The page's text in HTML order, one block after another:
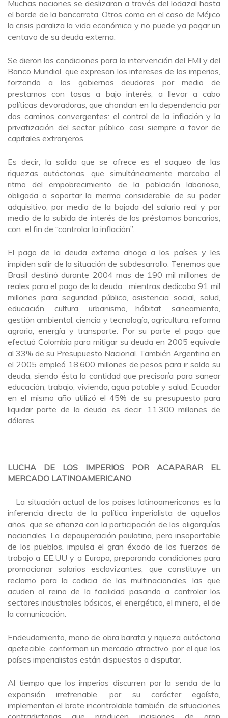
Muchas naciones se deslizaron a través del lodazal hasta
el borde de la bancarrota. Otros como en el caso de Méjico
la crisis paraliza la vida económica y no puede ya pagar un
centavo de su deuda externa.
Se dieron las condiciones para la intervención del FMI y del
Banco Mundial, que expresan los intereses de los imperios,
forzando a los gobiernos deudores por medio de
prestamos con tasas a bajo interés, a llevar a cabo
políticas devoradoras, que ahondan en la dependencia por
dos caminos convergentes: el control de la inflación y la
privatización del sector público, casi siempre a favor de
capitales extranjeros.
Es decir, la salida que se ofrece es el saqueo de las
riquezas autóctonas, que simultáneamente marcaba el
ritmo del empobrecimiento de la población laboriosa,
obligada a soportar la merma considerable de su poder
adquisitivo, por medio de la bajada del salario real y por
medio de la subida de interés de los préstamos bancarios,
con el fin de “controlar la inflación”.
El pago de la deuda externa ahoga a los países y les
impiden salir de la situación de subdesarrollo. Tenemos que
Brasil destinó durante 2004 mas de 190 mil millones de
reales para el pago de la deuda, mientras dedicaba 91 mil
millones para seguridad pública, asistencia social, salud,
educación, cultura, urbanismo, hábitat, saneamiento,
gestión ambiental, ciencia y tecnología, agricultura, reforma
agraria, energía y transporte. Por su parte el pago que
efectuó Colombia para mitigar su deuda en 2005 equivale
al 33% de su Presupuesto Nacional. También Argentina en
el 2005 empleó 18.600 millones de pesos para ir saldo su
deuda, siendo ésta la cantidad que precisaría para sanear
educación, trabajo, vivienda, agua potable y salud. Ecuador
en el mismo año utilizó el 45% de su presupuesto para
liquidar parte de la deuda, es decir, 11.300 millones de
dólares
LUCHA DE LOS IMPERIOS POR ACAPARAR EL
MERCADO LATINOAMERICANO
La situación actual de los países latinoamericanos es la
inferencia directa de la política imperialista de aquellos
años, que se afianza con la participación de las oligarquías
nacionales. La depauperación paulatina, pero insoportable
de los pueblos, impulsa el gran éxodo de las fuerzas de
trabajo a EE.UU y a Europa, preparando condiciones para
promocionar salarios esclavizantes, que constituye un
reclamo para la codicia de las multinacionales, las que
acuden al reino de la facilidad pasando a controlar los
sectores industriales básicos, el energético, el minero, el de
la comunicación.
Endeudamiento, mano de obra barata y riqueza autóctona
apetecible, conforman un mercado atractivo, por el que los
países imperialistas están dispuestos a disputar.
Al tiempo que los imperios discurren por la senda de la
expansión irrefrenable, por su carácter egoísta,
implementan el brote incontrolable también, de situaciones